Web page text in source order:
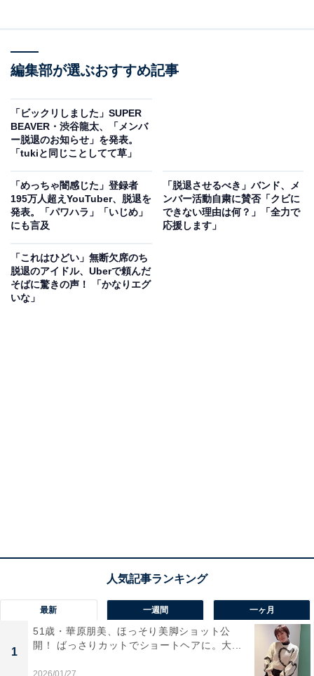
編集部が選ぶおすすめ記事
「ビックリしました」SUPER
BEAVER・渋谷龍太、「メンバ
ー脱退のお知らせ」を発表。
「tukiと同じことしてて草」
「めっちゃ闇感じた」登録者
195万人超えYouTuber、脱退を
発表。「パワハラ」「いじめ」
にも言及
「脱退させるべき」バンド、メ
ンバー活動自粛に賛否「クビに
できない理由は何？」「全力で
応援します」
「これはひどい」無断欠席のち
脱退のアイドル、Uberで頼んだ
そばに驚きの声！ 「かなりエグ
いな」
最新 一週間 一ヶ月
1
51歳・華原朋美、ほっそり美脚ショット公
開！ ばっさりカットでショートヘアに。大...